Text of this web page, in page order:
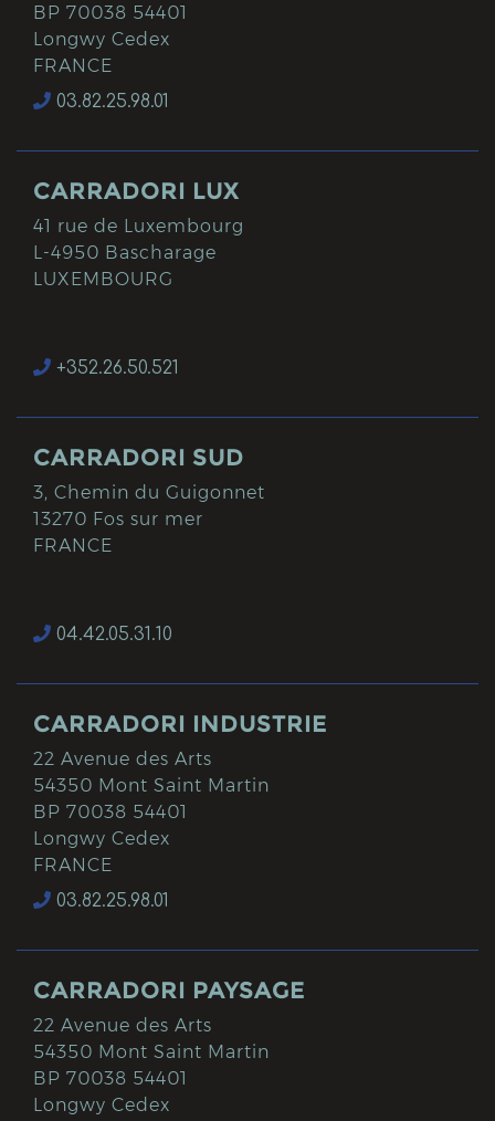
BP 70038 54401
Longwy Cedex
FRANCE
03.82.25.98.01
CARRADORI LUX
41 rue de Luxembourg
L-4950 Bascharage
LUXEMBOURG
+352.26.50.521
CARRADORI SUD
3, Chemin du Guigonnet
13270 Fos sur mer
FRANCE
04.42.05.31.10
CARRADORI INDUSTRIE
22 Avenue des Arts
54350 Mont Saint Martin
BP 70038 54401
Longwy Cedex
FRANCE
03.82.25.98.01
CARRADORI PAYSAGE
22 Avenue des Arts
54350 Mont Saint Martin
BP 70038 54401
Longwy Cedex